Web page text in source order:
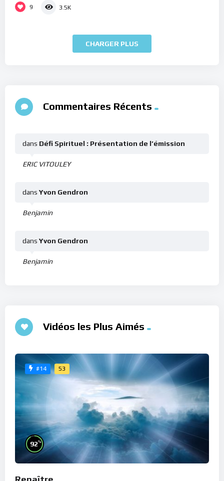
9 3.5K
CHARGER PLUS
Commentaires Récents
ERIC VITOULEY
dans Défi Spirituel : Présentation de l’émission
Benjamin
dans Yvon Gendron
Benjamin
dans Yvon Gendron
Vidéos les Plus Aimés
#14 53
92%